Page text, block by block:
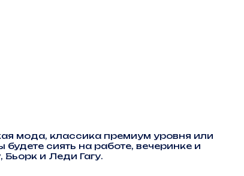
мода, классика премиум уровня или
сиять на работе, вечеринке и
и Леди Гагу.